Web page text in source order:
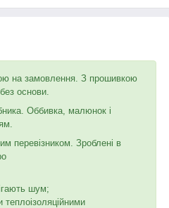
на замовлення. З прошивкою
основи.
Оббивка, малюнок і
перевізником. Зроблені в
шум;